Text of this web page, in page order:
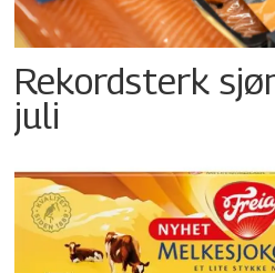
Rekordsterk
juli